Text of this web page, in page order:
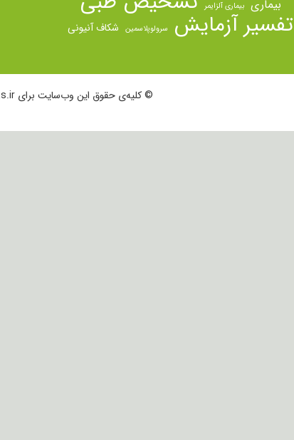
بیماری بیماری آلزایمر
تفسیر آزمایش سرولوپلاسمین شکاف آنیونی
© کلیه‌ی حقوق این وب‌سایت برای LabTests.ir محفوظ است.